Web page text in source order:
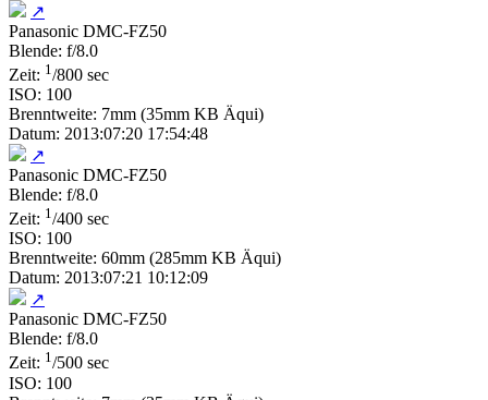
↗
Panasonic DMC-FZ50
Blende: f/8.0
Zeit: 1 /800 sec
ISO: 100
Brenntweite: 7mm (35mm KB Äqui)
Datum: 2013:07:20 17:54:48
↗
Panasonic DMC-FZ50
Blende: f/8.0
Zeit: 1/400 sec
ISO: 100
Brenntweite: 60mm (285mm KB Äqui)
Datum: 2013:07:21 10:12:09
↗
Panasonic DMC-FZ50
Blende: f/8.0
Zeit: 1/500 sec
ISO: 100